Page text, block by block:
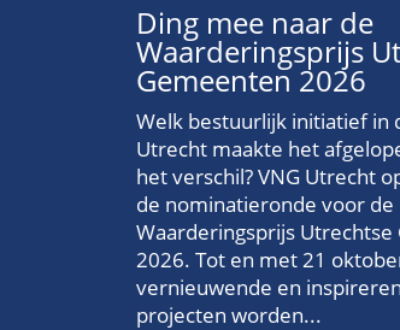
Ding mee naar de
Waarderingsprijs
Gemeenten 2026
Welk bestuurlijk initiatief in
Utrecht maakte het
het verschil? VNG Utrecht
de nominatieronde voor de
Waarderingsprijs Utrechtse
2026. Tot en met 21
vernieuwende en
projecten worden...